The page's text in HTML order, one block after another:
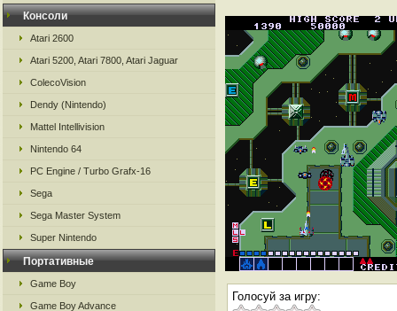
Консоли
Atari 2600
Atari 5200, Atari 7800, Atari Jaguar
ColecoVision
Dendy (Nintendo)
Mattel Intellivision
Nintendo 64
PC Engine / Turbo Grafx-16
Sega
Sega Master System
Super Nintendo
Портативные
Game Boy
Game Boy Advance
Голосуй за игру: